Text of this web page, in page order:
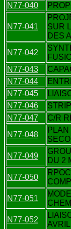
N77-040
N77-041
SUR
DES
N77-042
N77-043
N77-044
N77-045
N77-046
N77-047
C/R
N77-048
N77-049
DU 2
N77-050
N77-051
N77-052